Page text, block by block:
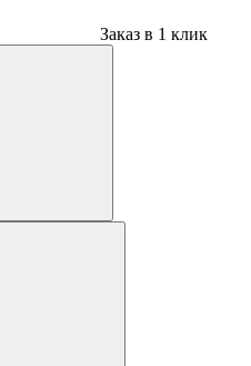
Заказ в 1 клик